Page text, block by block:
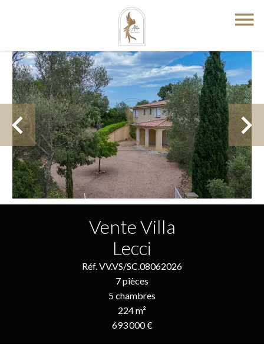
Vente Villa
Lecci
Réf. VV.VS/SC.08062026
7 pièces
5 chambres
224 m²
693 000 €